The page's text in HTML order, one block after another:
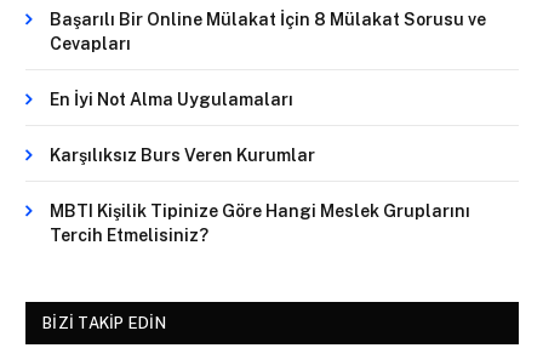
Başarılı Bir Online Mülakat İçin 8 Mülakat Sorusu ve
Cevapları
En İyi Not Alma Uygulamaları
Karşılıksız Burs Veren Kurumlar
MBTI Kişilik Tipinize Göre Hangi Meslek Gruplarını
Tercih Etmelisiniz?
BIZI TAKIP EDIN